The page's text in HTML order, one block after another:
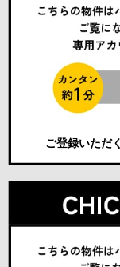
ご登録いただ